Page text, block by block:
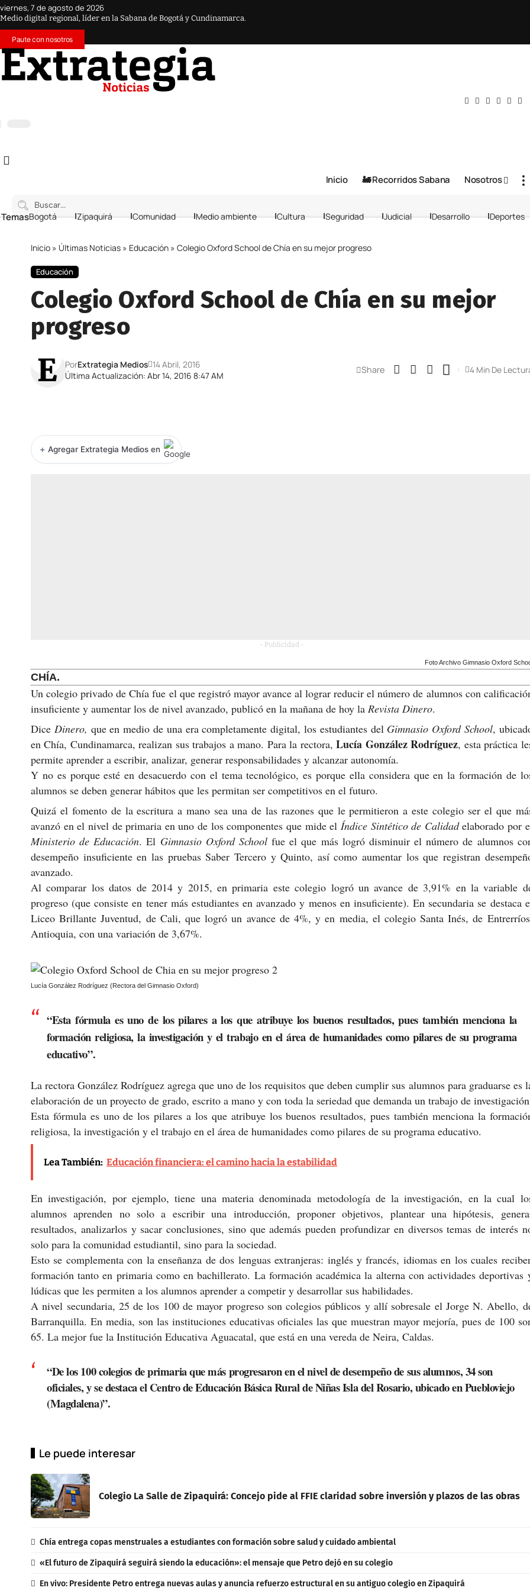
viernes, 7 de agosto de 2026
Medio digital regional, líder en la Sabana de Bogotá y Cundinamarca.
Paute con nosotros
Inicio 🚂 Recorridos Sabana Nosotros
Bogotá Zipaquirá Comunidad Medio ambiente Cultura Seguridad Judicial Desarrollo Deportes
Inicio » Últimas Noticias » Educación » Colegio Oxford School de Chía en su mejor progreso
Educación
Colegio Oxford School de Chía en su mejor
progreso
Última Actualización: Abr 14, 2016 8:47 AM
PorExtrategia Medios 14 Abril, 2016 Share 4 Min De
+ Agregar Extrategia Medios en
- Publicidad -
Foto Archivo Gimnasio Oxford
CHÍA.
Un colegio privado de Chía fue el que registró mayor avance al lograr reducir el número de alumnos con
insuficiente y aumentar los de nivel avanzado, publicó en la mañana de hoy la Revista Dinero.
Dice Dinero, que en medio de una era completamente digital, los estudiantes del Gimnasio Oxford School,
en Chía, Cundinamarca, realizan sus trabajos a mano. Para la rectora,Lucía González Rodríguez, esta práctica
permite aprender a escribir, analizar, generar responsabilidades y alcanzar autonomía.
Y no es porque esté en desacuerdo con el tema tecnológico, es porque ella considera que en la formación de
alumnos se deben generar hábitos que les permitan ser competitivos en el futuro.
Quizá el fomento de la escritura a mano sea una de las razones que le permitieron a este colegio ser el que
avanzó en el nivel de primaria en uno de los componentes que mide el Índice Sintético de Calidadelaborado por
Ministerio de Educación. El Gimnasio Oxford Schoolfue el que más logró disminuir el número de alumnos
desempeño insuficiente en las pruebas Saber Tercero y Quinto, así como aumentar los que registran
avanzado.
Al comparar los datos de 2014 y 2015, en primaria este colegio logró un avance de 3,91% en la variable
progreso (que consiste en tener más estudiantes en avanzado y menos en insuficiente). En secundaria se destaca
Liceo Brillante Juventud, de Cali, que logró un avance de 4%, y en media, el colegio Santa Inés, de
Antioquia, con una variación de 3,67%.
Lucía González Rodríguez (Rectora del Gimnasio Oxford)
“Esta fórmula es uno de los pilares a los que atribuye los buenos resultados, pues también menciona la
formación religiosa, la investigación y el trabajo en el área de humanidades como pilares de su programa
educativo”.
La rectora González Rodríguez agrega que uno de los requisitos que deben cumplir sus alumnos para graduarse es
elaboración de un proyecto de grado, escrito a mano y con toda la seriedad que demanda un trabajo de
Esta fórmula es uno de los pilares a los que atribuye los buenos resultados, pues también menciona la
religiosa, la investigación y el trabajo en el área de humanidades como pilares de su programa educativo.
Lea También: Educación financiera: el camino hacia la estabilidad
En investigación, por ejemplo, tiene una materia denominada metodología de la investigación, en la cual
alumnos aprenden no solo a escribir una introducción, proponer objetivos, plantear una hipótesis,
resultados, analizarlos y sacar conclusiones, sino que además pueden profundizar en diversos temas de interés
solo para la comunidad estudiantil, sino para la sociedad.
Esto se complementa con la enseñanza de dos lenguas extranjeras: inglés y francés, idiomas en los cuales
formación tanto en primaria como en bachillerato. La formación académica la alterna con actividades deportivas
lúdicas que les permiten a los alumnos aprender a competir y desarrollar sus habilidades.
A nivel secundaria, 25 de los 100 de mayor progreso son colegios públicos y allí sobresale el Jorge N. Abello,
Barranquilla. En media, son las instituciones educativas oficiales las que muestran mayor mejoría, pues de 100
65. La mejor fue la Institución Educativa Aguacatal, que está en una vereda de Neira, Caldas.
“De los 100 colegios de primaria que más progresaron en el nivel de desempeño de sus alumnos, 34 son
oficiales, y se destaca el Centro de Educación Básica Rural de Niñas Isla del Rosario, ubicado en Puebloviejo
(Magdalena)”.
Le puede interesar
Colegio La Salle de Zipaquirá: Concejo pide al FFIE claridad sobre inversión y plazos de las obras
Chía entrega copas menstruales a estudiantes con formación sobre salud y cuidado ambiental
«El futuro de Zipaquirá seguirá siendo la educación»: el mensaje que Petro dejó en su colegio
En vivo: Presidente Petro entrega nuevas aulas y anuncia refuerzo estructural en su antiguo colegio en Zipaquirá